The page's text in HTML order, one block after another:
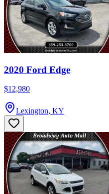
2020 Ford Edge
$12,980
Lexington, KY